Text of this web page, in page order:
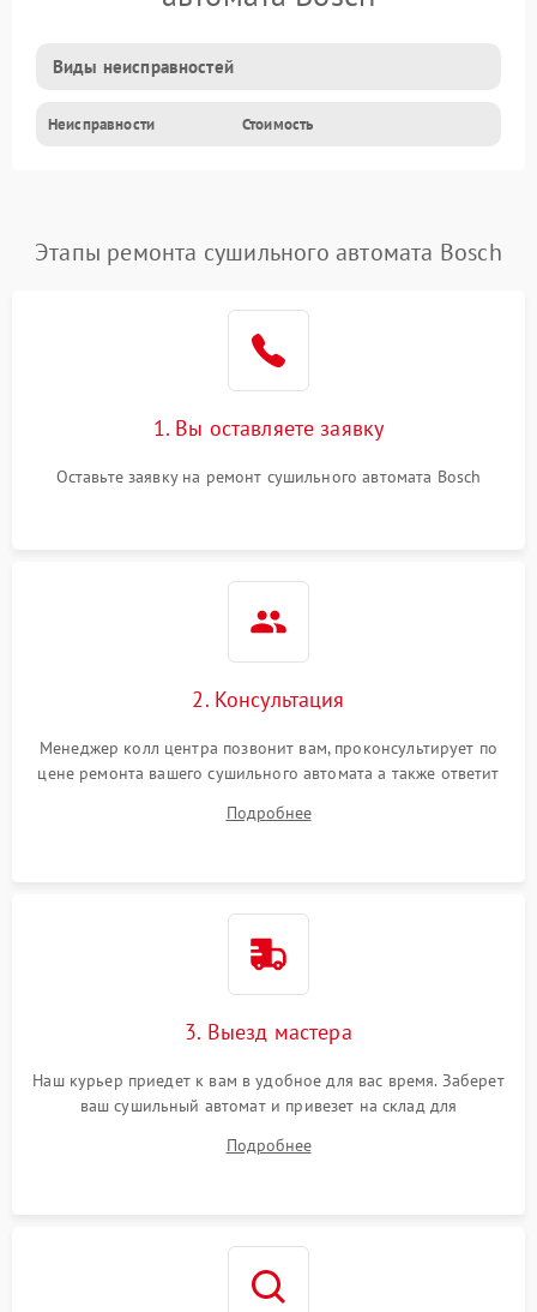
Виды неисправностей
Неисправности Стоимость
Этапы ремонта сушильного автомата Bosch
1. Вы оставляете заявку
Оставьте заявку на ремонт сушильного автомата Bosch
2. Консультация
Менеджер колл центра позвонит вам, проконсультирует по
цене ремонта вашего сушильного автомата а также ответит
Подробнее
3. Выезд мастера
Наш курьер приедет к вам в удобное для вас время. Заберет
ваш сушильный автомат и привезет на склад для
Подробнее